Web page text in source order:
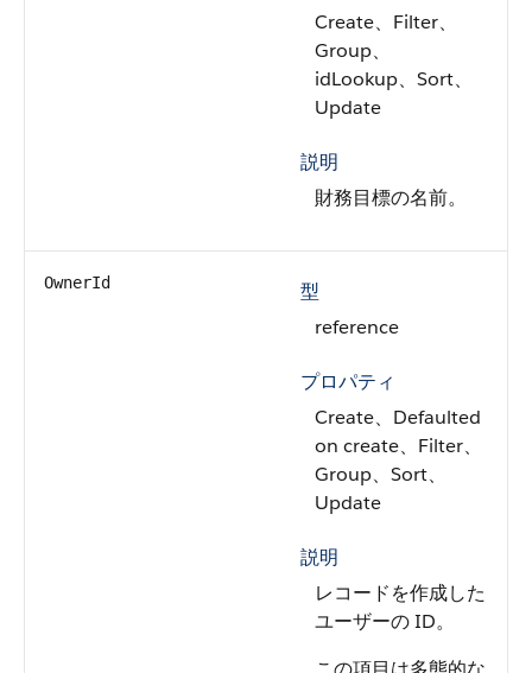
Create、Filter、
Group、
idLookup、Sort、
Update
説明
財務目標の名前。
OwnerId
型
reference
プロパティ
Create、Defaulted
on create、Filter、
Group、Sort、
Update
説明
レコードを作成した
ユーザーの ID。